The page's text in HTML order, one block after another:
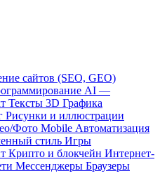
сайтов (SEO, GEO)
AI —
Тексты 3D Графика
Рисунки и иллюстрации
Фото Mobile Автоматизация
стиль Игры
Крипто и блокчейн Интернет-
Мессенджеры Браузеры